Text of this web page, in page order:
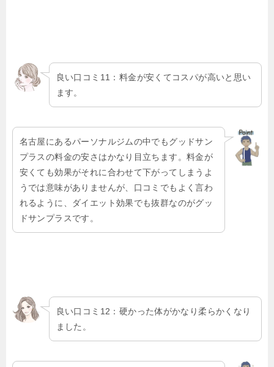
良い口コミ11：料金が安くてコスパが高いと思い
ます。
名古屋にあるパーソナルジムの中でもグッドサン
プラスの料金の安さはかなり目立ちます。料金が
安くても効果がそれに合わせて下がってしまうよ
うでは意味がありませんが、口コミでもよく言わ
れるように、ダイエット効果でも抜群なのがグッ
ドサンプラスです。
良い口コミ12：硬かった体がかなり柔らかくなり
ました。